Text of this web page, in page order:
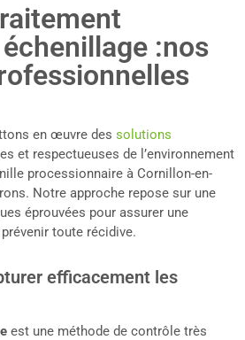
:nos
en œuvre des solutions
et respectueuses de l’environnement
processionnaire à Cornillon-en-
Notre approche repose sur une
éprouvées pour assurer une
toute récidive.
efficacement les
est une méthode de contrôle très